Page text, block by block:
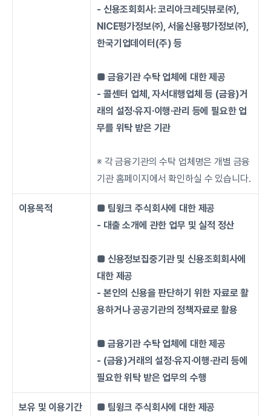
- 신용조회회사: 코리아크레딧뷰로㈜,
NICE평가정보㈜, 서울신용평가정보㈜,
한국기업데이터(주) 등
■ 금융기관 수탁 업체에 대한 제공
- 콜센터 업체, 자서대행업체 등 (금융)거
래의 설정·유지·이행·관리 등에 필요한 업
무를 위탁 받은 기관
※ 각 금융기관의 수탁 업체명은 개별 금융
기관 홈페이지에서 확인하실 수 있습니다.
이용목적
■ 팀윙크 주식회사에 대한 제공
- 대출 소개에 관한 업무 및 실적 정산
■ 신용정보집중기관 및 신용조회회사에
대한 제공
- 본인의 신용을 판단하기 위한 자료로 활
용하거나 공공기관의 정책자료로 활용
■ 금융기관 수탁 업체에 대한 제공
- (금융)거래의 설정·유지·이행·관리 등에
필요한 위탁 받은 업무의 수행
보유 및 이용기간
■ 팀윙크 주식회사에 대한 제공